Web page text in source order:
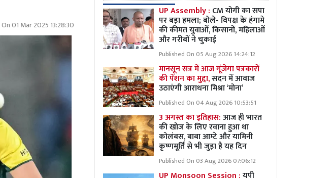
On01 Mar 2025 13:28:30
UP Assembly : CM योगी का सपा
पर बड़ा हमला; बोले- विपक्ष के हंगामे
की कीमत युवाओं, किसानों, महिलाओं
और गरीबों ने चुकाई
Published On 05 Aug 2026 14:24:12
मानसून सत्र में आज गूंजेगा पत्रकारों
की पेंशन का मुद्दा,सदन में आवाज
उठाएंगी आराधना मिश्रा ‘मोना’
Published On 04 Aug 2026 10:53:51
3 अगस्त का इतिहास:आज ही भारत
की खोज के लिए रवाना हुआ था
कोलंबस, बाबा आम्टे और यामिनी
कृष्णमूर्ति से भी जुड़ा है यह दिन
Published On 03 Aug 2026 07:06:12